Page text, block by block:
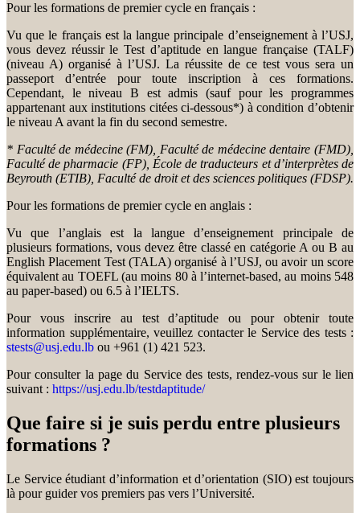
Pour les formations de premier cycle en français :
Vu que le français est la langue principale d’enseignement à l’USJ,
vous devez réussir le Test d’aptitude en langue française (TALF)
(niveau A) organisé à l’USJ. La réussite de ce test vous sera un
passeport d’entrée pour toute inscription à ces formations.
Cependant, le niveau B est admis (sauf pour les programmes
appartenant aux institutions citées ci-dessous*) à condition d’obtenir
le niveau A avant la fin du second semestre.
* Faculté de médecine (FM), Faculté de médecine dentaire (FMD),
Faculté de pharmacie (FP), École de traducteurs et d’interprètes de
Beyrouth (ETIB), Faculté de droit et des sciences politiques (FDSP).
Pour les formations de premier cycle en anglais :
Vu que l’anglais est la langue d’enseignement principale de
plusieurs formations, vous devez être classé en catégorie A ou B au
English Placement Test (TALA) organisé à l’USJ, ou avoir un score
équivalent au TOEFL (au moins 80 à l’internet-based, au moins 548
au paper-based) ou 6.5 à l’IELTS.
Pour vous inscrire au test d’aptitude ou pour obtenir toute
information supplémentaire, veuillez contacter le Service des tests :
stests@usj.edu.lb ou +961 (1) 421 523.
Pour consulter la page du Service des tests, rendez-vous sur le lien
suivant : https://usj.edu.lb/testdaptitude/
Que faire si je suis perdu entre plusieurs
formations ?
Le Service étudiant d’information et d’orientation (SIO) est toujours
là pour guider vos premiers pas vers l’Université.